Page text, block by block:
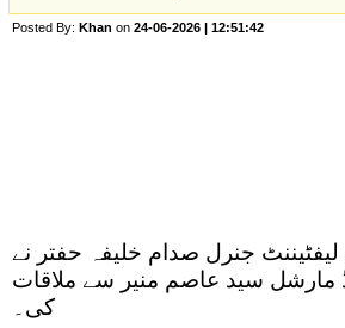
Posted By: Khan on 24-06-2026 | 12:51:42
جنرل صدام خلیفہ حفتر نے
مارشل سید عاصم منیر سے ملاقات
کی۔